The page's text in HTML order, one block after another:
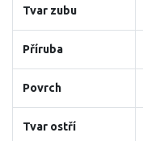
Tvar zubu
Příruba
Povrch
Tvar ostří